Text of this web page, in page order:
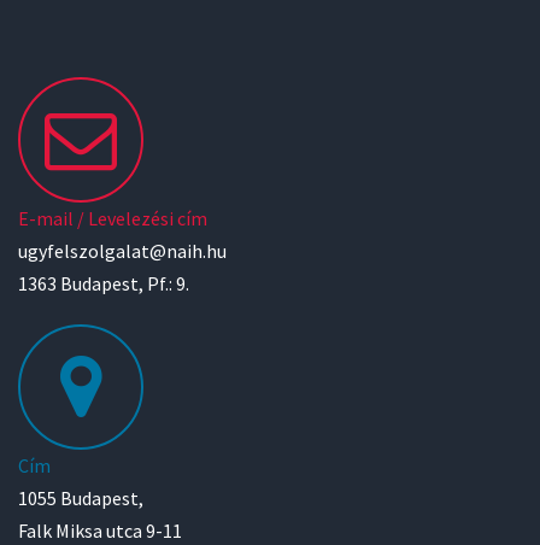
E-mail / Levelezési cím
ugyfelszolgalat@naih.hu
1363 Budapest, Pf.: 9.
Cím
1055 Budapest,
Falk Miksa utca 9-11